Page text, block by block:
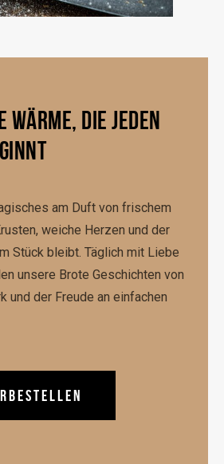
WÄRME, DIE JEDEN
am Duft von frischem
weiche Herzen und der
Stück bleibt. Täglich mit Liebe
unsere Brote Geschichten von
und der Freude an einfachen